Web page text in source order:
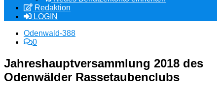
Redaktion
LOGIN
Odenwald-388
0
Jahreshauptversammlung 2018 des
Odenwälder Rassetaubenclubs